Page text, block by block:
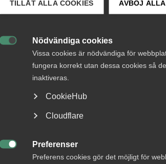
TILLÅT ALLA COOKIES AVBÖJ
Nödvändiga cookies
Vissa cookies är nödvändiga för
fungera korrekt utan dessa cookies så
inaktiveras.
CookieHub
Cloudflare
Preferenser
Preferens cookies gör det möjligt för
checklistan för
arbetsgivare
fram
9 juni 2021
Därför ska du